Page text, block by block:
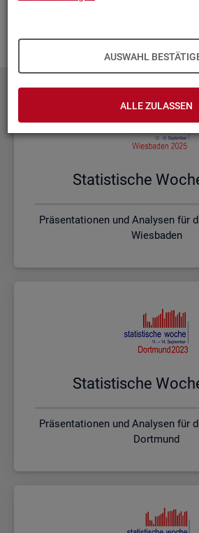
AUSWAHL
ALLE ZULASSEN
Sta­tis­ti­sche
Präsentationen und Analysen für
Wiesbaden
Sta­tis­ti­sche
Präsentationen und Analysen für
Dortmund